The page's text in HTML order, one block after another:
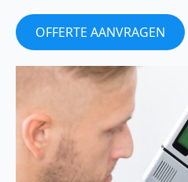
OFFERTE AANVRAGEN